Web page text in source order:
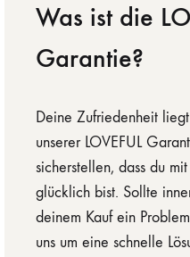
Was ist die
Garantie?
Deine Zufriedenheit
unserer LOVEFUL
sicherstellen, dass du
glücklich bist. Sollte
deinem Kauf ein
uns um eine schnelle